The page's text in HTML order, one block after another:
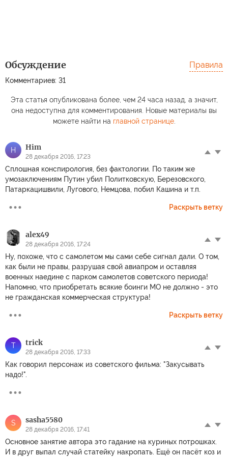
Обсуждение
Комментариев: 31
Правила
Эта статья опубликована более, чем 24 часа назад, а значит,
она недоступна для комментирования. Новые материалы вы
можете найти на главной странице.
H Him
28 декабря 2016, 17:23
Сплошная конспирология, без фактологии. По таким же
умозаключениям Путин убил Политковскую, Березовского,
Патаркацишвили, Лугового, Немцова, побил Кашина и т.п.
Раскрыть ветку
alex49
28 декабря 2016, 17:24
Ну, похоже, что с самолетом мы сами себе сигнал дали. О том,
как были не правы, разрушая свой авиапром и оставляя
военных наедине с парком самолетов советского периода!
Напомню, что приобретать всякие боинги МО не должно - это
не гражданская коммерческая структура!
Раскрыть ветку
T trick
28 декабря 2016, 17:33
Как говорил персонаж из советского фильма: "Закусывать
надо!".
S sasha5580
28 декабря 2016, 17:41
Основное занятие автора это гадание на куриных потрошках.
И в друг выпал случай статейку накропать. Ещё он пасёт коз и